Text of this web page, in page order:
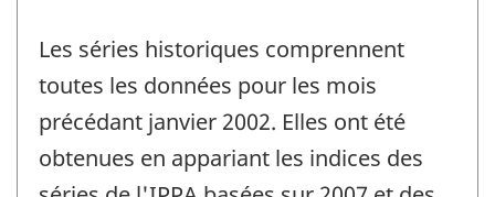
Les séries historiques comprennent
toutes les données pour les mois
précédant janvier 2002. Elles ont été
obtenues en appariant les indices des